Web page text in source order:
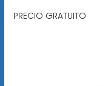
PRECIO GRATUITO